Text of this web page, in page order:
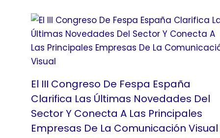
El III Congreso De Fespa España
Clarifica Las Últimas Novedades Del
Sector Y Conecta A Las Principales
Empresas De La Comunicación Visual